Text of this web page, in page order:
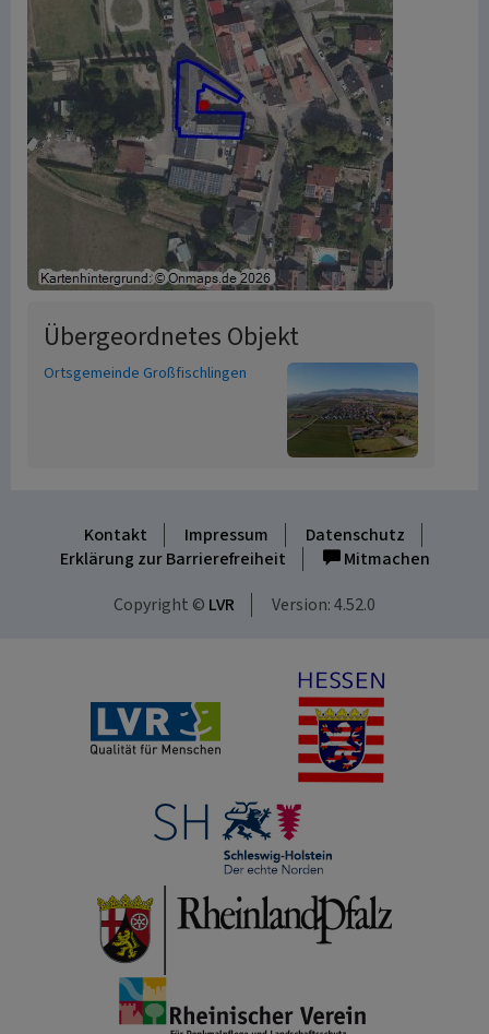
Übergeordnetes Objekt
Ortsgemeinde Großfischlingen
Kontakt Impressum
Datenschutz
Erklärung zur Barrierefreiheit
Mitmachen
Copyright © LVR Version: 4.52.0